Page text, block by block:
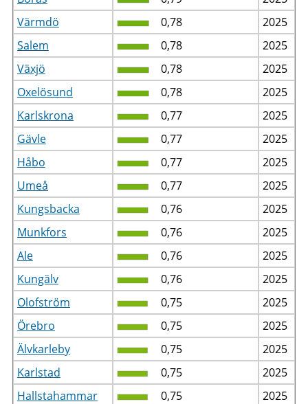
Värmdö
0,78
2025
Salem
0,78
2025
Växjö
0,78
2025
Oxelösund
0,78
2025
Karlskrona
0,77
2025
Gävle
0,77
2025
Håbo
0,77
2025
Umeå
0,77
2025
Kungsbacka
0,76
2025
Munkfors
0,76
2025
Ale
0,76
2025
Kungälv
0,76
2025
Olofström
0,75
2025
Örebro
0,75
2025
Älvkarleby
0,75
2025
Karlstad
0,75
2025
Hallstahammar
0,75
2025